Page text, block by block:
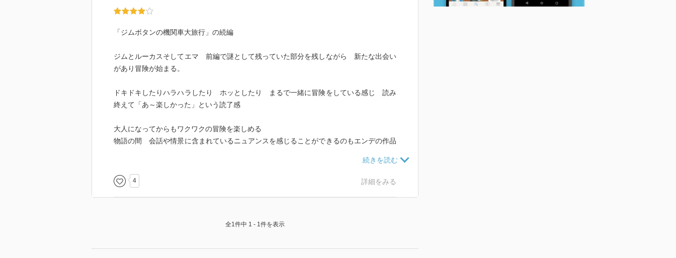
「ジムボタンの機関車大旅行」の続編
ジムとルーカスそしてエマ 前編で謎として残っていた部分を残しながら 新たな出会い
があり冒険が始まる。
ドキドキしたりハラハラしたり ホッとしたり まるで一緒に冒険をしている感じ 読み
終えて「あ～楽しかった」という読了感
大人になってからもワクワクの冒険を楽しめる
物語の間 会話や情景に含まれているニュアンスを感じることができるのもエンデの作品
4 詳細をみる
全1件中 1 - 1件を表示